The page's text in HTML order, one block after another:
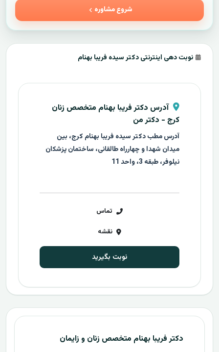
شروع مشاوره
نوبت دهی اینترنتی دکتر سیده فریبا بهنام
آدرس دکتر فریبا بهنام متخصص زنان
کرج - دکتر من
آدرس مطب دکتر سیده فریبا بهنام کرج، بین
میدان شهدا و چهارراه طالقانی، ساختمان پزشکان
نیلوفر، طبقه 3، واحد 11
تماس
نقشه
نوبت بگیرید
دکتر فریبا بهنام متخصص زنان و زایمان